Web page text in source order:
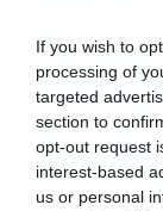
If you wish to
processing of
targeted
section to
opt-out request
interest-based
us or personal
Azesti
ronthatja az
fény csökkenti a
alvás-ébrenlét
nyugodt